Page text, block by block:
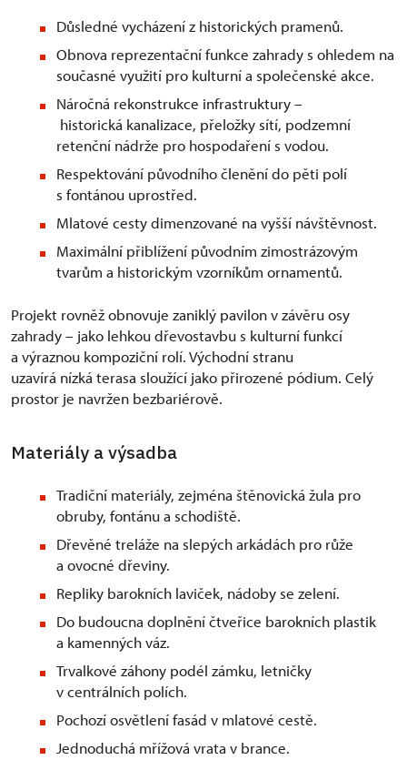
Důsledné vycházení z historických pramenů.
Obnova reprezentační funkce zahrady s ohledem na
současné využití pro kulturní a společenské akce.
Náročná rekonstrukce infrastruktury –
historická kanalizace, přeložky sítí, podzemní
retenční nádrže pro hospodaření s vodou.
Respektování původního členění do pěti polí
s fontánou uprostřed.
Mlatové cesty dimenzované na vyšší návštěvnost.
Maximální přiblížení původním zimostrázovým
tvarům a historickým vzorníkům ornamentů.
Projekt rovněž obnovuje zaniklý pavilon v závěru osy
zahrady – jako lehkou dřevostavbu s kulturní funkcí
a výraznou kompoziční rolí. Východní stranu
uzavírá nízká terasa sloužící jako přirozené pódium. Celý
prostor je navržen bezbariérově.
Materiály a výsadba
Tradiční materiály, zejména štěnovická žula pro
obruby, fontánu a schodiště.
Dřevěné treláže na slepých arkádách pro růže
a ovocné dřeviny.
Repliky barokních laviček, nádoby se zelení.
Do budoucna doplnění čtveřice barokních plastik
a kamenných váz.
Trvalkové záhony podél zámku, letničky
v centrálních polích.
Pochozí osvětlení fasád v mlatové cestě.
Jednoduchá mřížová vrata v brance.